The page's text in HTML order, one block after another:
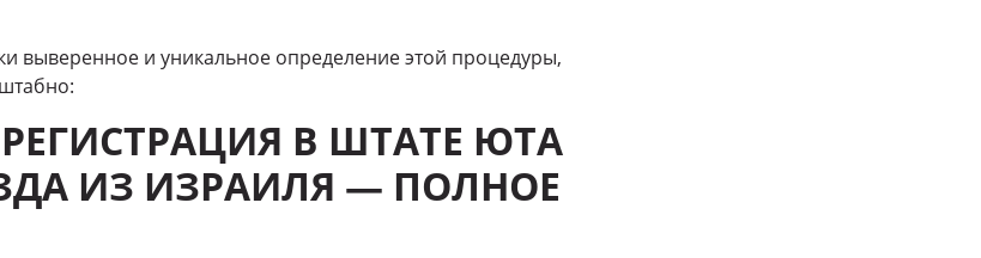
выверенное и уникальное определение этой процедуры,
В ШТАТЕ ЮТА
ИЗ ИЗРАИЛЯ — ПОЛНОЕ